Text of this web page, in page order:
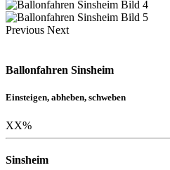
Previous Next
Ballonfahren Sinsheim
Einsteigen, abheben, schweben
XX%
Sinsheim